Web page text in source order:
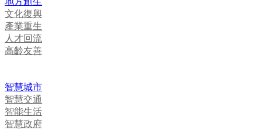
文化復興
產業重生
人才回流
高齡友善
智慧城市
智慧交通
智能生活
智慧政府